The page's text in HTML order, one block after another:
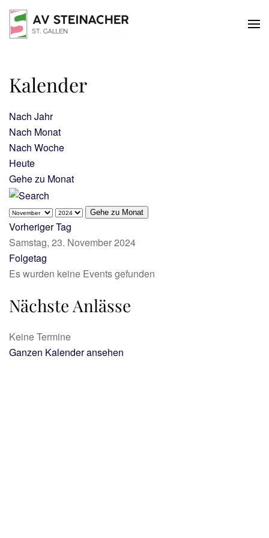
Skip to main content
Kalender
Nach Jahr
Nach Monat
Nach Woche
Heute
Gehe zu Monat
Gehe zu Monat
Vorheriger Tag
Samstag, 23. November 2024
Folgetag
Es wurden keine Events gefunden
Nächste Anlässe
Keine Termine
Ganzen Kalender ansehen